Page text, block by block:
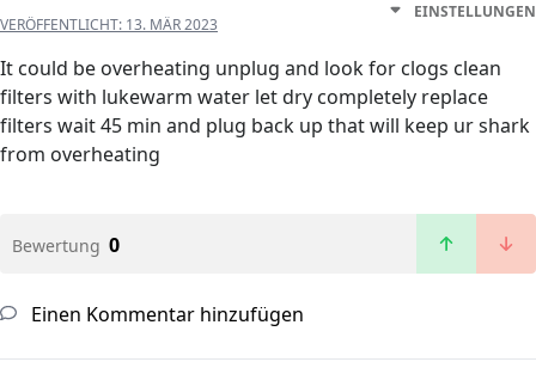
VERÖFFENTLICHT: 13. MÄR 2023
EINSTELLUNGEN
It could be overheating unplug and look for clogs clean
filters with lukewarm water let dry completely replace
filters wait 45 min and plug back up that will keep ur shark
from overheating
Bewertung 0
Einen Kommentar hinzufügen